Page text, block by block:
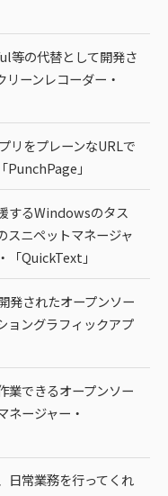
の代替として開発さ
ーンレコーダー・
リをプレーンなURLで
PunchPage」
するWindowsのタス
スニペットマネージャ
「QuickText」
されたオープンソー
ョングラフィックアプ
業できるオープンソー
ネージャー・
日常業務を行ってくれ